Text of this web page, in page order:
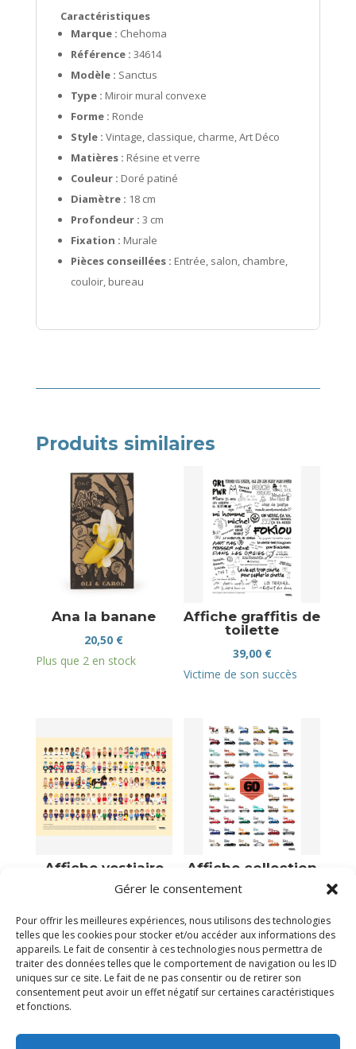
Gérer le consentement
Pour offrir les meilleures expériences, nous utilisons des technologies
telles que les cookies pour stocker et/ou accéder aux informations des
appareils. Le fait de consentir à ces technologies nous permettra de
traiter des données telles que le comportement de navigation ou les ID
uniques sur ce site. Le fait de ne pas consentir ou de retirer son
consentement peut avoir un effet négatif sur certaines caractéristiques
et fonctions.
Caractéristiques
Marque : Chehoma
Référence : 34614
Modèle : Sanctus
Type : Miroir mural convexe
Forme : Ronde
Style : Vintage, classique, charme, Art Déco
Matières : Résine et verre
Couleur : Doré patiné
Diamètre : 18 cm
Profondeur : 3 cm
Fixation : Murale
Pièces conseillées : Entrée, salon, chambre,
couloir, bureau
Produits similaires
Ana la banane
20,50 €
Plus que 2 en stock
Affiche graffitis de
toilette
39,00 €
Victime de son succès
Affiche vestiaire
sportifs français
Victime de son succès
Affiche collection
des voitures
mythiques
39,00€
Plus que 1 en stock